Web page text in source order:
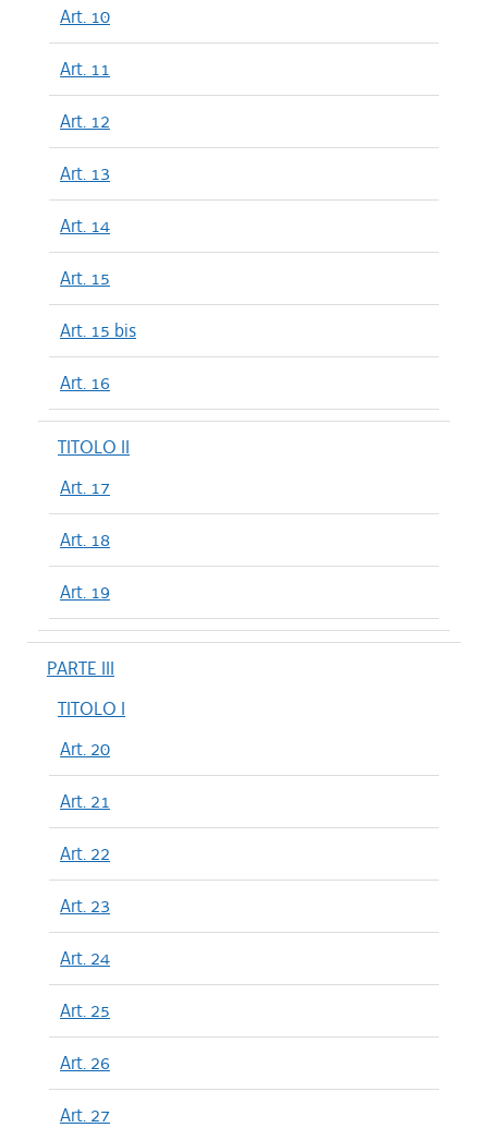
Art. 10
Art. 11
Art. 12
Art. 13
Art. 14
Art. 15
Art. 15 bis
Art. 16
TITOLO II
Art. 17
Art. 18
Art. 19
PARTE III
TITOLO I
Art. 20
Art. 21
Art. 22
Art. 23
Art. 24
Art. 25
Art. 26
Art. 27